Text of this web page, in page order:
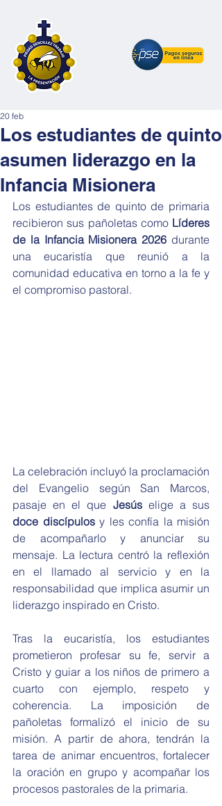
Los estudiantes de quinto
asumen liderazgo en la
Infancia Misionera
20 feb
Los estudiantes de quinto de primaria
recibieron sus pañoletas como Líderes
de la Infancia Misionera 2026 durante
una eucaristía que reunió a la
comunidad educativa en torno a la fe y
el compromiso pastoral.
La celebración incluyó la proclamación
del Evangelio según San Marcos,
pasaje en el que Jesús elige a sus
doce discípulos y les confía la misión
de acompañarlo y anunciar su
mensaje. La lectura centró la reflexión
en el llamado al servicio y en la
responsabilidad que implica asumir un
liderazgo inspirado en Cristo.
Tras la eucaristía, los estudiantes
prometieron profesar su fe, servir a
Cristo y guiar a los niños de primero a
cuarto con ejemplo, respeto y
coherencia. La imposición de
pañoletas formalizó el inicio de su
misión. A partir de ahora, tendrán la
tarea de animar encuentros, fortalecer
la oración en grupo y acompañar los
procesos pastorales de la primaria.